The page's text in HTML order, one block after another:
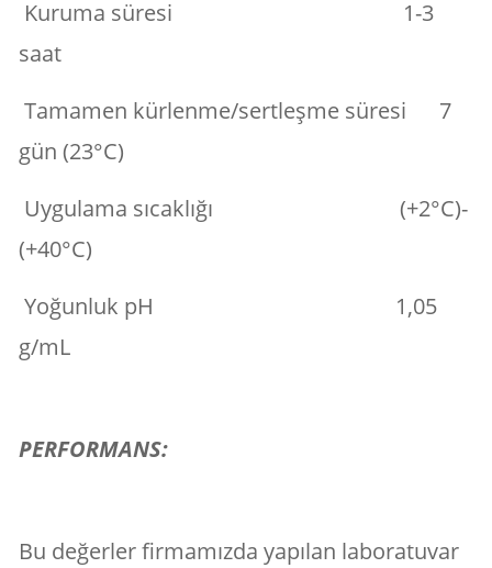
Kuruma süresi 1-3
saat
Tamamen kürlenme/sertleşme süresi 7
gün (23°C)
Uygulama sıcaklığı (+2°C)-
(+40°C)
Yoğunluk pH 1,05
g/mL
PERFORMANS:
Bu değerler firmamızda yapılan laboratuvar